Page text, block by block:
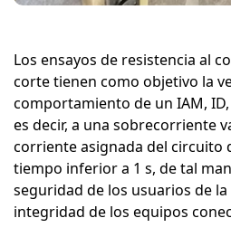
Los ensayos de resistencia al
corte tienen como objetivo la
comportamiento de un IAM,
es decir, a una sobrecorriente
corriente asignada del circuito
tiempo inferior a 1 s, de tal
seguridad de los usuarios de
integridad de los equipos